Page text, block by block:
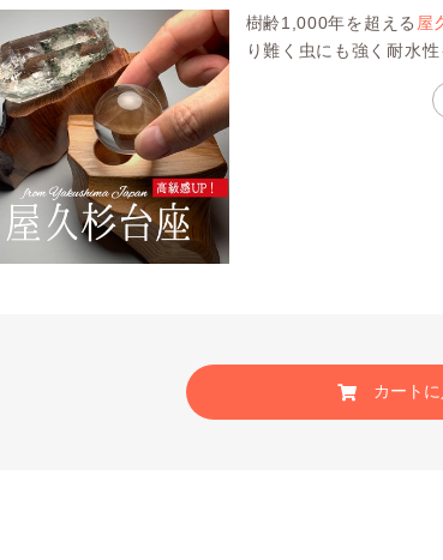
樹齢1,000年を超える 屋
り難く虫にも強く耐水
カート